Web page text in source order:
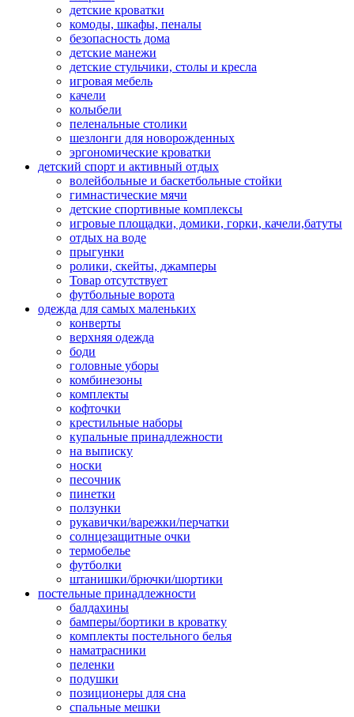
детские кроватки
комоды, шкафы, пеналы
безопасность дома
детские манежи
детские стульчики, столы и кресла
игровая мебель
качели
колыбели
пеленальные столики
шезлонги для новорожденных
эргономические кроватки
детский спорт и активный отдых
волейбольные и баскетбольные стойки
гимнастические мячи
детские спортивные комплексы
игровые площадки, домики, горки, качели,батуты
отдых на воде
прыгунки
ролики, скейты, джамперы
Товар отсутствует
футбольные ворота
одежда для самых маленьких
конверты
верхняя одежда
боди
головные уборы
комбинезоны
комплекты
кофточки
крестильные наборы
купальные принадлежности
на выписку
носки
песочник
пинетки
ползунки
рукавички/варежки/перчатки
солнцезащитные очки
термобелье
футболки
штанишки/брючки/шортики
постельные принадлежности
балдахины
бамперы/бортики в кроватку
комплекты постельного белья
наматрасники
пеленки
подушки
позиционеры для сна
спальные мешки